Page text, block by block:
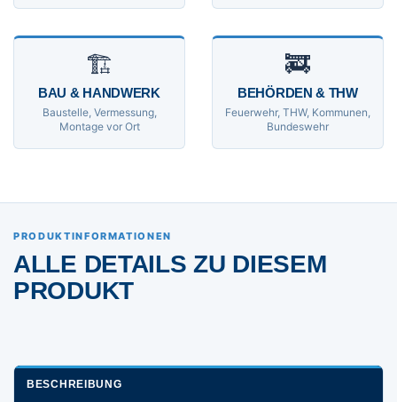
🏗
BAU & HANDWERK
Baustelle, Vermessung,
Montage vor Ort
🚒
BEHÖRDEN & THW
Feuerwehr, THW, Kommunen,
Bundeswehr
PRODUKTINFORMATIONEN
ALLE DETAILS ZU DIESEM
PRODUKT
BESCHREIBUNG